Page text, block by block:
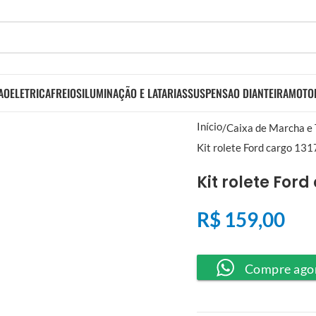
ELETRICAFREIOSILUMINAÇÃO E LATARIASSUSPENSAO DIANTEIRA
Início Caixa de Marcha e
Kit rolete Ford cargo
Kit rolete Ford
R$159,00
Compre